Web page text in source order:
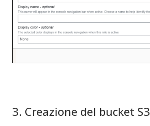
3. Creazione del bucket S3